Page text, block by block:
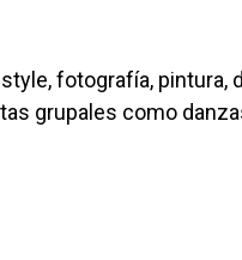
fotografía, pintura,
grupales como